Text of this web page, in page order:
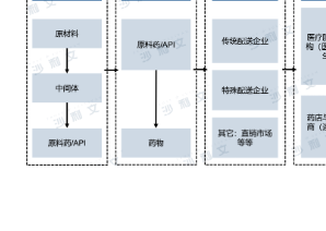
教育与培训 航运
母婴 农林
园林绿化 商业